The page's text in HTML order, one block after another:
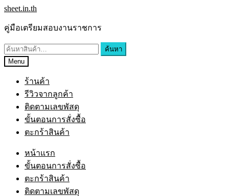
Skip
navigation
Skip
content
sheet.in.th
คู่มือเตรียมสอบงานราชการ
ค้นหา:
ค้นหา
Menu
ร้านค้า
รีวิวจากลูกค้า
ติดตามเลขพัสดุ
ขั้นตอนการสั่งซื้อ
ตะกร้าสินค้า
หน้าแรก
ขั้นตอนการสั่งซื้อ
ตะกร้าสินค้า
ติดตามเลขพัสดุ